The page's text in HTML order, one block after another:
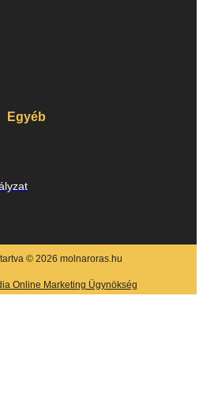
Egyéb
© 2026 molnaroras.hu
Online Marketing Ügynökség